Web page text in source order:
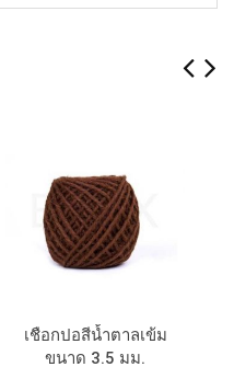
เชือกปอสีน้ำตาลเข้ม
ขนาด 3.5 มม.